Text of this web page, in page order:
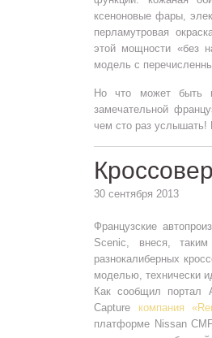
ксеноновые фары,
перламутровая
этой мощности «без
модель с
Но что может быть
замечательной
чем сто раз услышать!
30 сентября 2013
Французские
Scenic, внеся,
разнокалиберных
моделью, технически
Как сообщил портал
Capture компания
платформе Nissan